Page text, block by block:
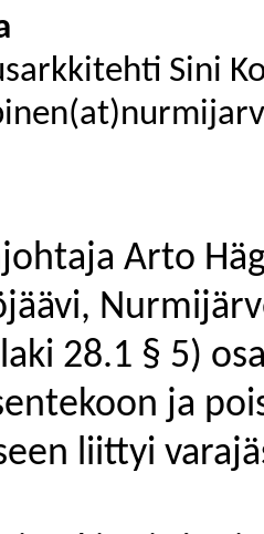
Sini
Arto
28.1 § 5)
ja
liittyi